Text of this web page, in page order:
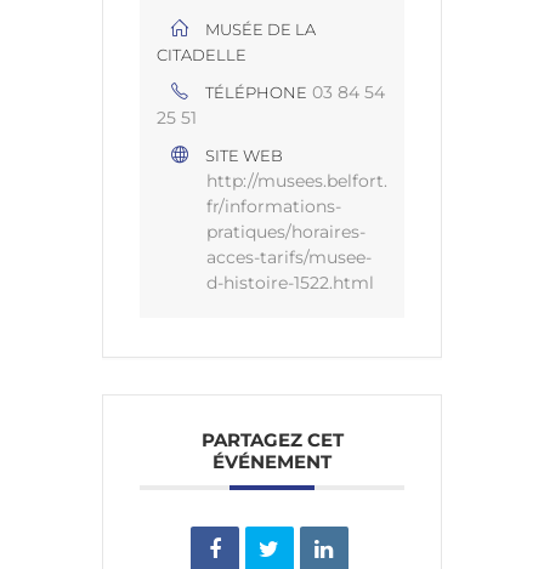
MUSÉE DE LA
CITADELLE
TÉLÉPHONE 03 84 54
25 51
SITE WEB
http://musees.belfort.
fr/informations-
pratiques/horaires-
acces-tarifs/musee-
d-histoire-1522.html
PARTAGEZ CET
ÉVÉNEMENT